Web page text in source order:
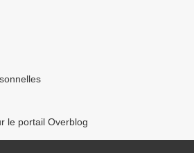
le portail Overblog